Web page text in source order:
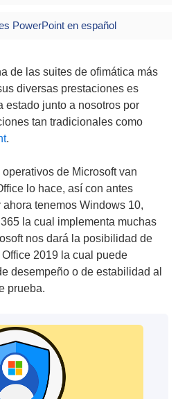
PowerPoint en español
de las suites de ofimática más
diversas prestaciones es
estado junto a nosotros por
tan tradicionales como
.
de Microsoft van
lo hace, así con antes
tenemos Windows 10,
la cual implementa muchas
nos dará la posibilidad de
2019 la cual puede
desempeño o de estabilidad al
prueba.